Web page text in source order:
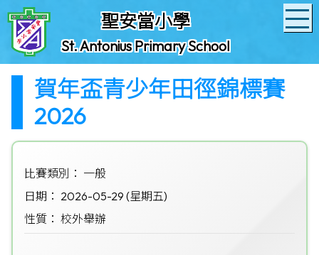
聖安當小學
St. Antonius Primary School
賀年盃青少年田徑錦標賽
2026
比賽類別： 一般
日期： 2026-05-29 (星期五)
性質： 校外舉辦